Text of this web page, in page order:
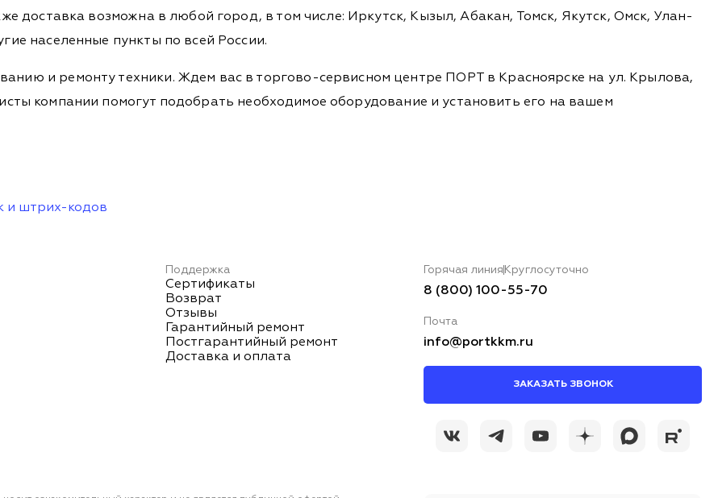
доставка возможна в любой город, в том числе: Иркутск, Кызыл, Абакан, Томск, Якутск, Омск, Улан-
населенные пункты по всей России.
и ремонту техники. Ждем вас в торгово-сервисном центре ПОРТ в Красноярске на ул. Крылова,
компании помогут подобрать необходимое оборудование и установить его на вашем
и штрих-кодов
Поддержка
Сертификаты
Возврат
Отзывы
Гарантийный ремонт
Постгарантийный ремонт
Доставка и оплата
Горячая линия Круглосуточно
8 (800) 100-55-70
Почта
info@portkkm.ru
ЗАКАЗАТЬ ЗВОНОК